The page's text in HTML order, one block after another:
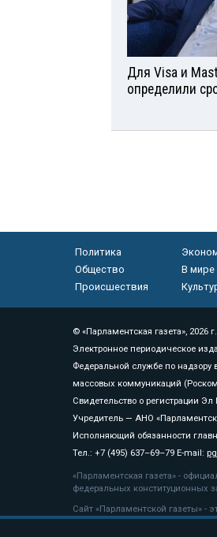
Для Visа и
определили
Политика
Общество
В мире
Происшествия
© «Парламентская газета», 2026 г.
Электронное периодическое
Федеральной службе по
массовых коммуникаций
Свидетельство о регистрации
Учредитель — АНО
Исполняющий обязанности
Тел.: +7 (495) 637–69–79 E-mail:
«Парламентская газета» -
федеральных конституционных
Сайт «Парламентской газеты» -
«Парламентской газеты»